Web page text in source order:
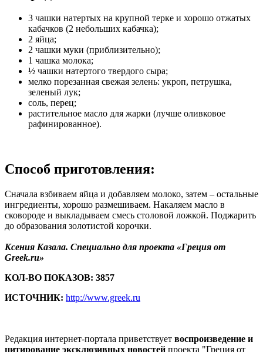
3 чашки натертых на крупной терке и хорошо отжатых
кабачков (2 небольших кабачка);
2 яйца;
2 чашки муки (приблизительно);
1 чашка молока;
½ чашки натертого твердого сыра;
мелко порезанная свежая зелень: укроп, петрушка,
зеленый лук;
соль, перец;
растительное масло для жарки (лучше оливковое
рафинированное).
Способ приготовления:
Сначала взбиваем яйца и добавляем молоко, затем – остальные
ингредиенты, хорошо размешиваем. Накаляем масло в
сковороде и выкладываем смесь столовой ложкой. Поджарить
до образования золотистой корочки.
Ксения Казала. Специально для проекта «Греция от
Greek.ru»
КОЛ-ВО ПОКАЗОВ: 3857
ИСТОЧНИК: http://www.greek.ru
Редакция интернет-портала приветствует воспроизведение и
цитирование эксклюзивных новостей проекта "Греция от